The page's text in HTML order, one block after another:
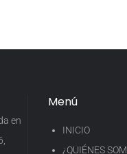
en
Menú
INICIO
¿QUIÉNES